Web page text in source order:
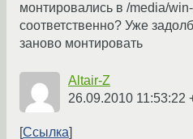
монтировались в /media/
соответственно? Уже
заново монтировать
Altair-Z
26.09.2010 11:53:22
Ссылка